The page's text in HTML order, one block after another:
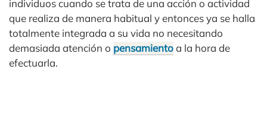
individuos cuando se trata de una acción o actividad
que realiza de manera habitual y entonces ya se halla
totalmente integrada a su vida no necesitando
demasiada atención o pensamientoa la hora de
efectuarla.